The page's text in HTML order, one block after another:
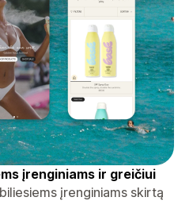
įrenginiams ir greičiui
įrenginiams skirtą